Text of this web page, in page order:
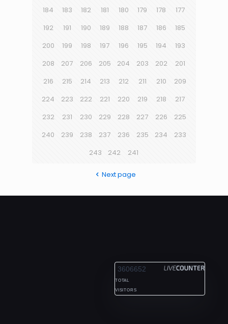
177
178
179
180
181
182
183
184
185
186
187
188
189
190
191
192
193
194
195
196
197
198
199
200
201
202
203
204
205
206
207
208
209
210
211
212
213
214
215
216
217
218
219
220
221
222
223
224
225
226
227
228
229
230
231
232
233
234
235
236
237
238
239
240
241
242
243
Next page
3606652
TOTAL
VISITORS